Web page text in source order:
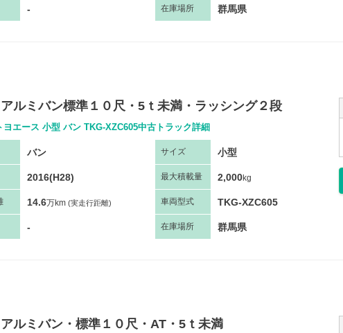
- 在庫場所 群馬県
ルミバン標準１０尺・5ｔ未満・ラッシング２段
ヨエース 小型 バン TKG-XZC605中古トラック詳細
バン サイズ 小型
2016(H28) 最大積載量 2,000kg
14.6万km (実走行距離) 車両型式 TKG-XZC605
- 在庫場所 群馬県
ルミバン・標準１０尺・AT・5ｔ未満